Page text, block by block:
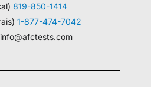
819-850-1414
1-877-474-7042
info@afctests.com